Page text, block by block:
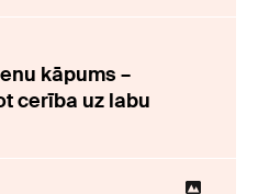
kāpums –
cerība uz labu